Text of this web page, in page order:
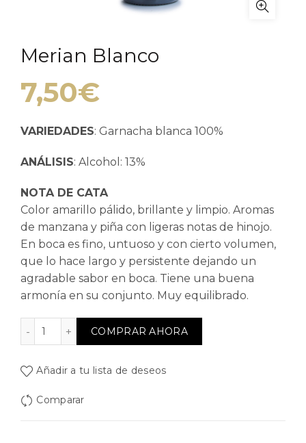
Merian Blanco
7,50€
VARIEDADES: Garnacha blanca 100%
ANÁLISIS: Alcohol: 13%
NOTA DE CATA
Color amarillo pálido, brillante y limpio. Aromas
de manzana y piña con ligeras notas de hinojo.
En boca es fino, untuoso y con cierto volumen,
que lo hace largo y persistente dejando un
agradable sabor en boca. Tiene una buena
armonía en su conjunto. Muy equilibrado.
Merian Blanco cantidad
COMPRAR AHORA
Alternative:
Añadir a tu lista de deseos
Comparar